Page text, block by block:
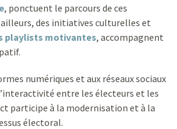
, ponctuent le parcours de ces
des initiatives culturelles et
playlists motivantes, accompagnent
numériques et aux réseaux sociaux
entre les électeurs et les
participe à la modernisation et à la
électoral.